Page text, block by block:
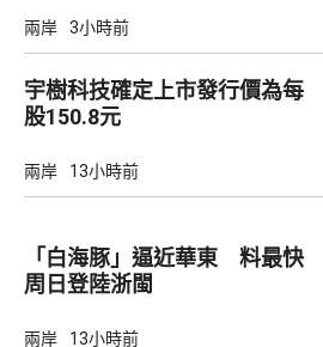
兩岸 3小時前
宇樹科技確定上市發行價為每
股150.8元
兩岸 13小時前
「白海豚」逼近華東 料最快
周日登陸浙閩
兩岸 13小時前